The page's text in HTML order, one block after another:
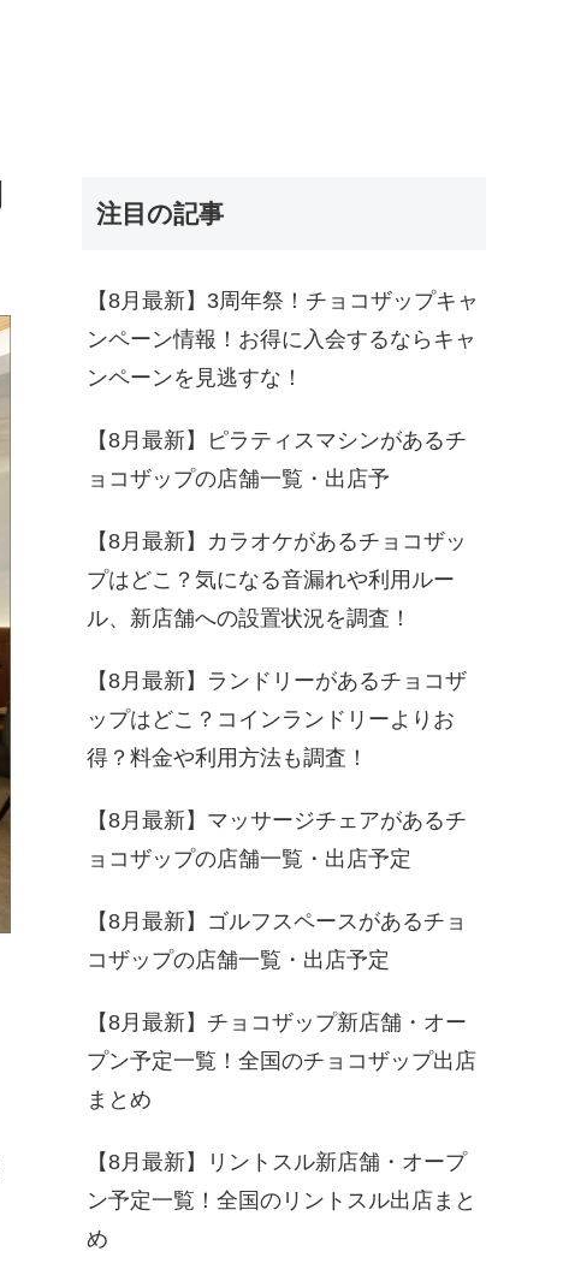
注目の記事
【8月最新】3周年祭！チョコザップキャ
ンペーン情報！お得に入会するならキャ
ンペーンを見逃すな！
【8月最新】ピラティスマシンがあるチ
ョコザップの店舗一覧・出店予
【8月最新】カラオケがあるチョコザッ
プはどこ？気になる音漏れや利用ルー
ル、新店舗への設置状況を調査！
【8月最新】ランドリーがあるチョコザ
ップはどこ？コインランドリーよりお
得？料金や利用方法も調査！
【8月最新】マッサージチェアがあるチ
ョコザップの店舗一覧・出店予定
【8月最新】ゴルフスペースがあるチョ
コザップの店舗一覧・出店予定
【8月最新】チョコザップ新店舗・オー
プン予定一覧！全国のチョコザップ出店
まとめ
【8月最新】リントスル新店舗・オープ
ン予定一覧！全国のリントスル出店まと
め